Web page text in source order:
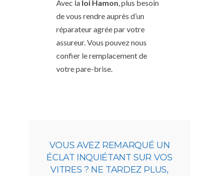
Avec la loi Hamon, plus besoin
de vous rendre auprès d’un
réparateur agrée par votre
assureur. Vous pouvez nous
confier le remplacement de
votre pare-brise.
VOUS AVEZ REMARQUÉ UN
ÉCLAT INQUIÉTANT SUR VOS
VITRES ? NE TARDEZ PLUS,